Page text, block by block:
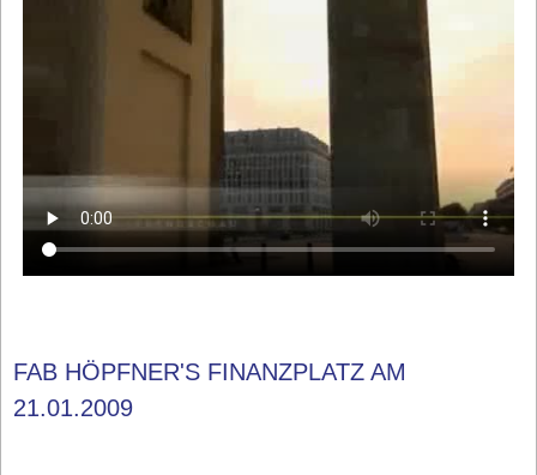
FAB HÖPFNER'S FINANZPLATZ AM
21.01.2009